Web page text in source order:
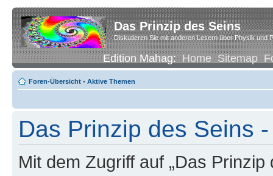
Das Prinzip des Seins
Diskutieren Sie mit anderen Lesern über Physik und
Edition Mahag:Home Sitemap
Foren-Übersicht • Aktive Themen
Das Prinzip des Seins
Mit dem Zugriff auf „Das